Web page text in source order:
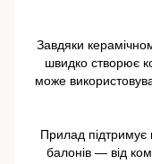
Завдяки
швидко створює
може
Прилад підтримує
балонів — від